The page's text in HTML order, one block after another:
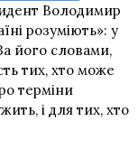
Володимир
розуміють»: у
його словами,
тих, хто може
терміни
і для тих, хто